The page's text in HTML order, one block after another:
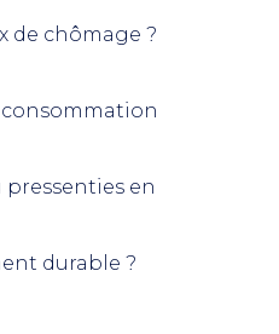
de chômage ?
consommation
en
durable ?